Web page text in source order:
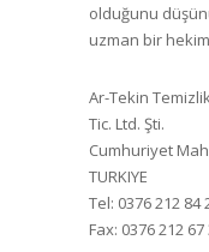
olduğunu
uzman bir
Ar-Tekin
Tic. Ltd. Şti.
Cumhuriyet
TURKIYE
Tel: 0376 212 84
Fax: 0376 212 67